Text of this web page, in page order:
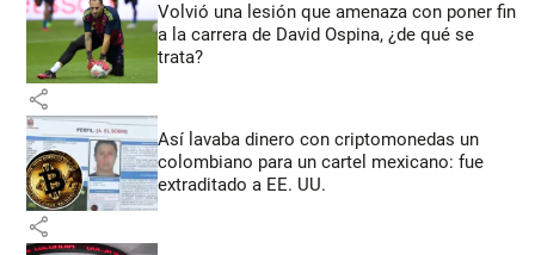
Volvió una lesión que amenaza con poner fin
a la carrera de David Ospina, ¿de qué se
trata?
share
Así lavaba dinero con criptomonedas un
colombiano para un cartel mexicano: fue
extraditado a EE. UU.
share